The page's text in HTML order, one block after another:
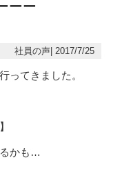
ーー
社員の声| 2017/7/25
ってきました。
かも…